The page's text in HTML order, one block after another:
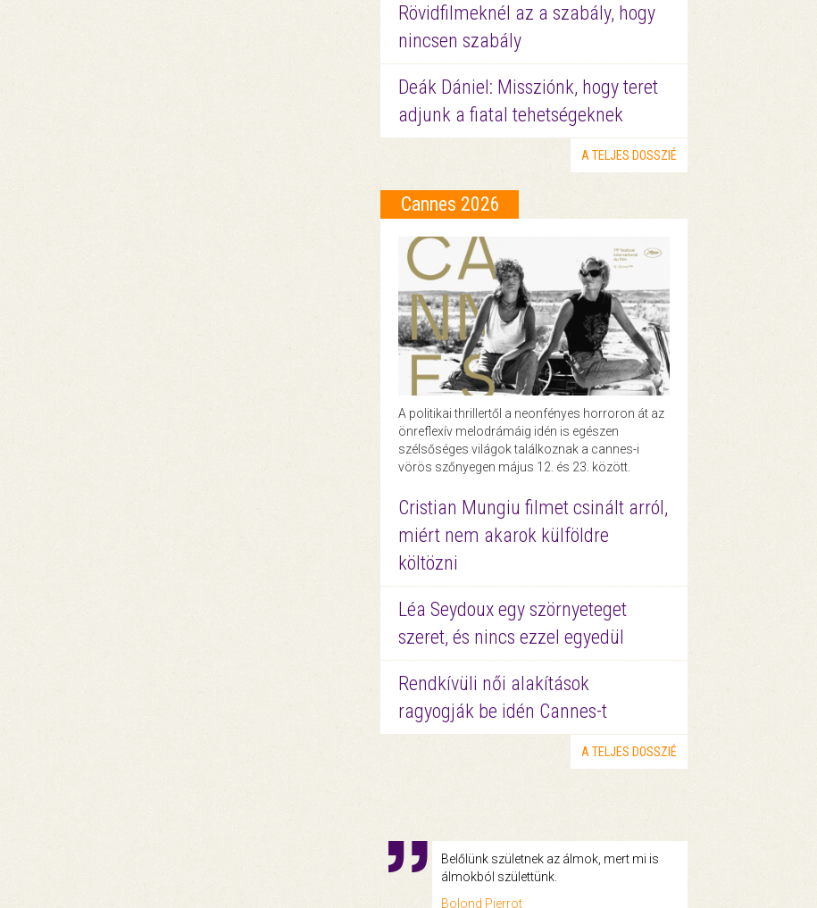
Rövidfilmeknél az a szabály, hogy
nincsen szabály
Deák Dániel: Missziónk, hogy teret
adjunk a fiatal tehetségeknek
A TELJES DOSSZIÉ
Cannes 2026
A politikai thrillertől a neonfényes horroron át az
önreflexív melodrámáig idén is egészen
szélsőséges világok találkoznak a cannes-i
vörös szőnyegen május 12. és 23. között.
Cristian Mungiu filmet csinált arról,
miért nem akarok külföldre
költözni
Léa Seydoux egy szörnyeteget
szeret, és nincs ezzel egyedül
Rendkívüli női alakítások
ragyogják be idén Cannes-t
A TELJES DOSSZIÉ
Belőlünk születnek az álmok, mert mi is
álmokból születtünk.
Bolond Pierrot